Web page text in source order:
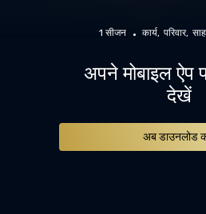
1 सीजन कार्य परिवार
अपने मोबाइल ऐप
देखें
अब डाउनलोड